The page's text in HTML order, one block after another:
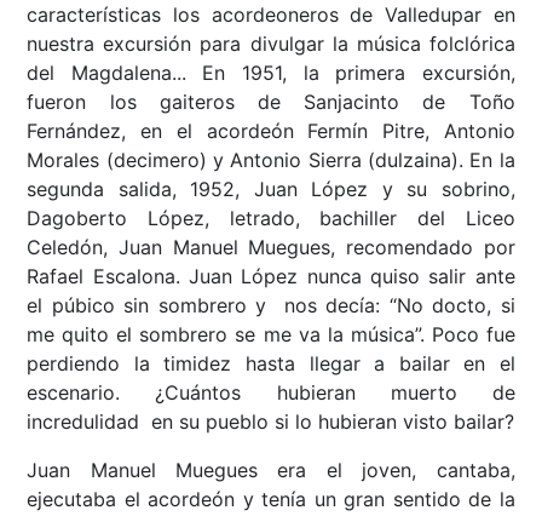
características los acordeoneros de Valledupar en
nuestra excursión para divulgar la música folclórica
del Magdalena... En 1951, la primera excursión,
fueron los gaiteros de Sanjacinto de Toño
Fernández, en el acordeón Fermín Pitre, Antonio
Morales (decimero) y Antonio Sierra (dulzaina). En la
segunda salida, 1952, Juan López y su sobrino,
Dagoberto López, letrado, bachiller del Liceo
Celedón, Juan Manuel Muegues, recomendado por
Rafael Escalona. Juan López nunca quiso salir ante
el púbico sin sombrero y nos decía: “No docto, si
me quito el sombrero se me va la música”. Poco fue
perdiendo la timidez hasta llegar a bailar en el
escenario. ¿Cuántos hubieran muerto de
incredulidad en su pueblo si lo hubieran visto bailar?
Juan Manuel Muegues era el joven, cantaba,
ejecutaba el acordeón y tenía un gran sentido de la